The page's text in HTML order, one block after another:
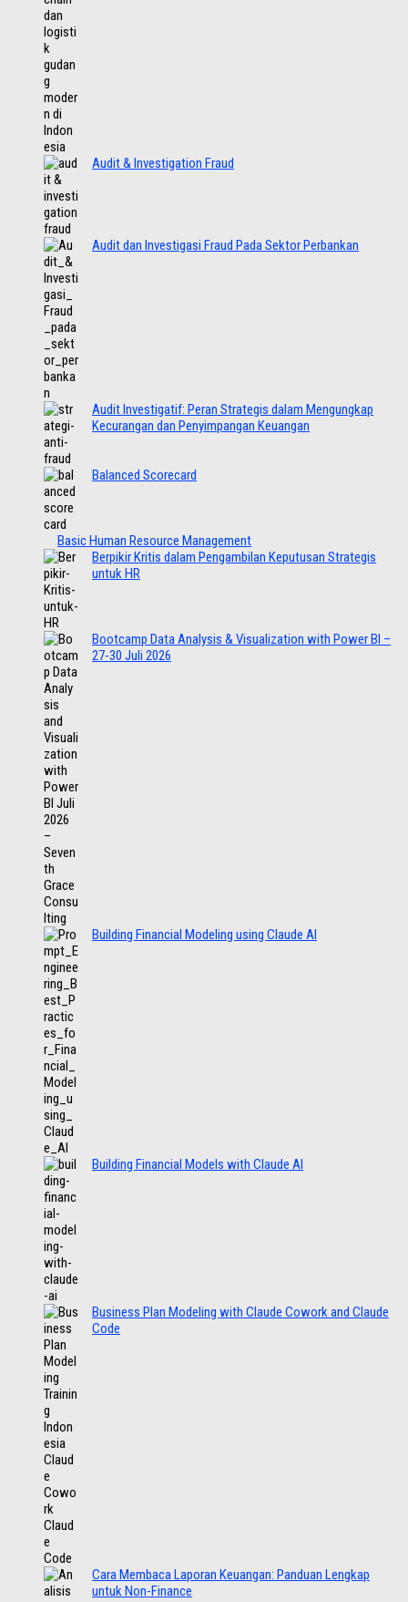
Audit & Investigation Fraud
Audit dan Investigasi Fraud Pada Sektor Perbankan
Audit Investigatif: Peran Strategis dalam Mengungkap
Kecurangan dan Penyimpangan Keuangan
Balanced Scorecard
Basic Human Resource Management
Berpikir Kritis dalam Pengambilan Keputusan Strategis
untuk HR
Bootcamp Data Analysis & Visualization with Power BI –
27-30 Juli 2026
Building Financial Modeling using Claude AI
Building Financial Models with Claude AI
Business Plan Modeling with Claude Cowork and Claude
Code
Cara Membaca Laporan Keuangan: Panduan Lengkap
untuk Non-Finance